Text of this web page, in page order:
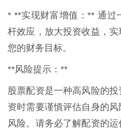
* **实现财富增值：** 通过
杆效应，放大投资收益，
您的财务目标。
**风险提示：**
股票配资是一种高风险的
资时需要谨慎评估自身的
风险。请务必了解配资的